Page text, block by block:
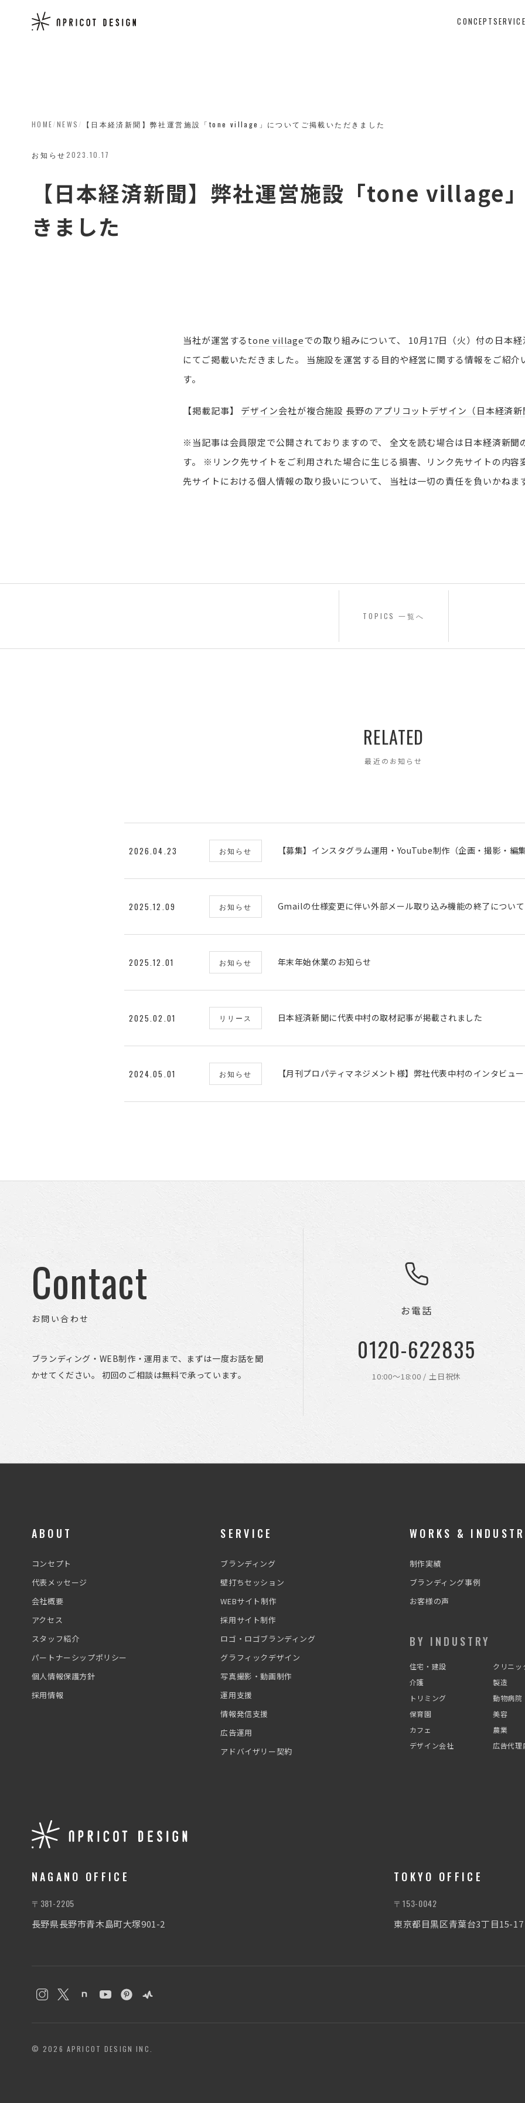
CONCEPT
HOME/NEWS / 【日本経済新聞】弊社運営施設「tone village」についてご掲載いただきました
お知らせ2023.10.17
【日本経済新聞】弊社運営施設「tone village
きました
当社が運営する tone villageでの取り組みについて、
10月17日（火）付の日本経
にてご掲載いただきました。
当施設を運営する目的や経営に関する情報をご紹介
す。
【掲載記事】 デザイン会社が複合施設 長野のアプリコットデザイン（日本経済新
※当記事は会員限定で公開されておりますので、
全文を読む場合は日本経済新聞
す。
※リンク先サイトをご利用された場合に生じる損害、リンク先サイトの内容
先サイトにおける個人情報の取り扱いについて、
当社は一切の責任を負いかねま
TOPICS 一覧へ
RELATED
最近のお知らせ
2026.04.23 お知らせ 【募集】インスタグラム運用・YouTube制作（企画・撮影・編
2025.12.09 お知らせ Gmailの仕様変更に伴い外部メール取り込み機能の終了について
2025.12.01 お知らせ 年末年始休業のお知らせ
2025.02.01 リリース 日本経済新聞に代表中村の取材記事が掲載されました
2024.05.01 お知らせ 【月刊プロパティマネジメント様】弊社代表中村のインタビュ
Contact
お問い合わせ
ブランディング・WEB制作・運用まで、まずは一度お話を聞
かせてください。 初回のご相談は無料で承っています。
お電話
0120-622835
10:00〜18:00 / 土日祝休
ABOUT
コンセプト
代表メッセージ
会社概要
アクセス
スタッフ紹介
パートナーシップポリシー
個人情報保護方針
採用情報
SERVICE
ブランディング
壁打ちセッション
WEBサイト制作
採用サイト制作
ロゴ・ロゴブランディング
グラフィックデザイン
写真撮影・動画制作
運用支援
情報発信支援
広告運用
アドバイザリー契約
WORKS &
制作実績
ブランディング事例
お客様の声
BY INDUSTRY
住宅・建設
クリニッ
介護
製造
トリミング
動物病院
保育園
美容
カフェ
農業
デザイン会社
広告代理
NAGANO OFFICE
〒381-2205
長野県長野市青木島町大塚901-2
TOKYO OFFICE
〒153-0042
東京都目黒区青葉台3丁目15-17
© 2026 APRICOT DESIGN INC.